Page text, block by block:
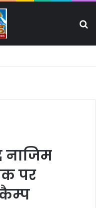
नाजिम
पर